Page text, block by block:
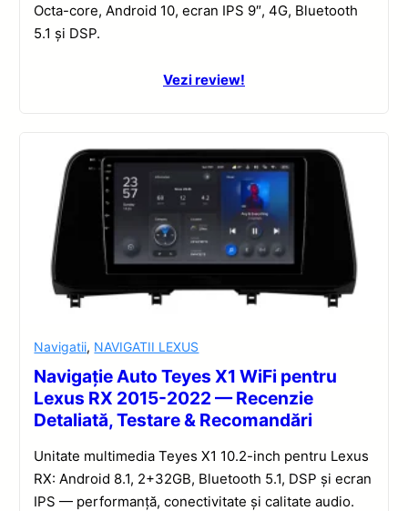
Octa-core, Android 10, ecran IPS 9″, 4G, Bluetooth
5.1 și DSP.
Vezi review!
Navigatii, NAVIGATII LEXUS
Navigație Auto Teyes X1 WiFi pentru
Lexus RX 2015-2022 — Recenzie
Detaliată, Testare & Recomandări
Unitate multimedia Teyes X1 10.2-inch pentru Lexus
RX: Android 8.1, 2+32GB, Bluetooth 5.1, DSP și ecran
IPS — performanță, conectivitate și calitate audio.